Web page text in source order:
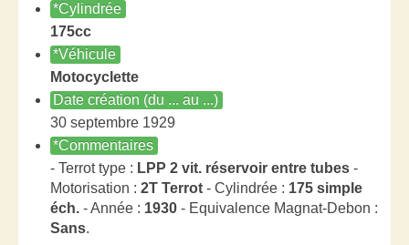
*Cylindrée
175cc
*Véhicule
Motocyclette
Date création (du ... au ...)
30 septembre 1929
*Commentaires
- Terrot type : LPP 2 vit. réservoir entre tubes -
Motorisation : 2T Terrot - Cylindrée : 175 simple
éch. - Année : 1930 - Equivalence Magnat-Debon :
Sans.